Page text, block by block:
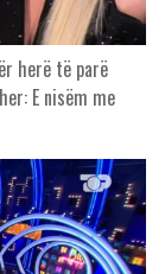
herë të parë
E nisëm me